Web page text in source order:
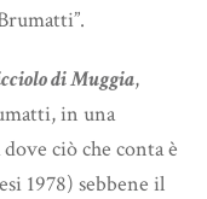
di Muggia,
in una
ciò che conta è
1978) sebbene il